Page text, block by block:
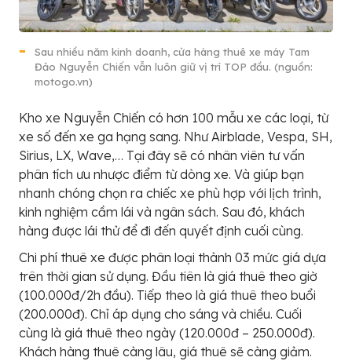
Sau nhiều năm kinh doanh, cửa hàng thuê xe máy Tam
Đảo Nguyễn Chiến vẫn luôn giữ vị trí TOP đầu. (nguồn:
motogo.vn)
Kho xe Nguyễn Chiến có hơn 100 mẫu xe các loại, từ
xe số đến xe ga hạng sang. Như Airblade, Vespa, SH,
Sirius, LX, Wave,… Tại đây sẽ có nhân viên tư vấn
phân tích ưu nhược điểm từ dòng xe. Và giúp bạn
nhanh chóng chọn ra chiếc xe phù hợp với lịch trình,
kinh nghiệm cầm lái và ngân sách. Sau đó, khách
hàng được lái thử để đi đến quyết định cuối cùng.
Chi phí thuê xe được phân loại thành 03 mức giá dựa
trên thời gian sử dụng. Đầu tiên là giá thuê theo giờ
(100.000đ/2h đầu). Tiếp theo là giá thuê theo buổi
(200.000đ). Chỉ áp dụng cho sáng và chiều. Cuối
cùng là giá thuê theo ngày (120.000đ – 250.000đ).
Khách hàng thuê càng lâu, giá thuê sẽ càng giảm.